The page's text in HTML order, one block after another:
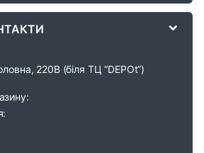
220В (біля ТЦ “DEPOt”)